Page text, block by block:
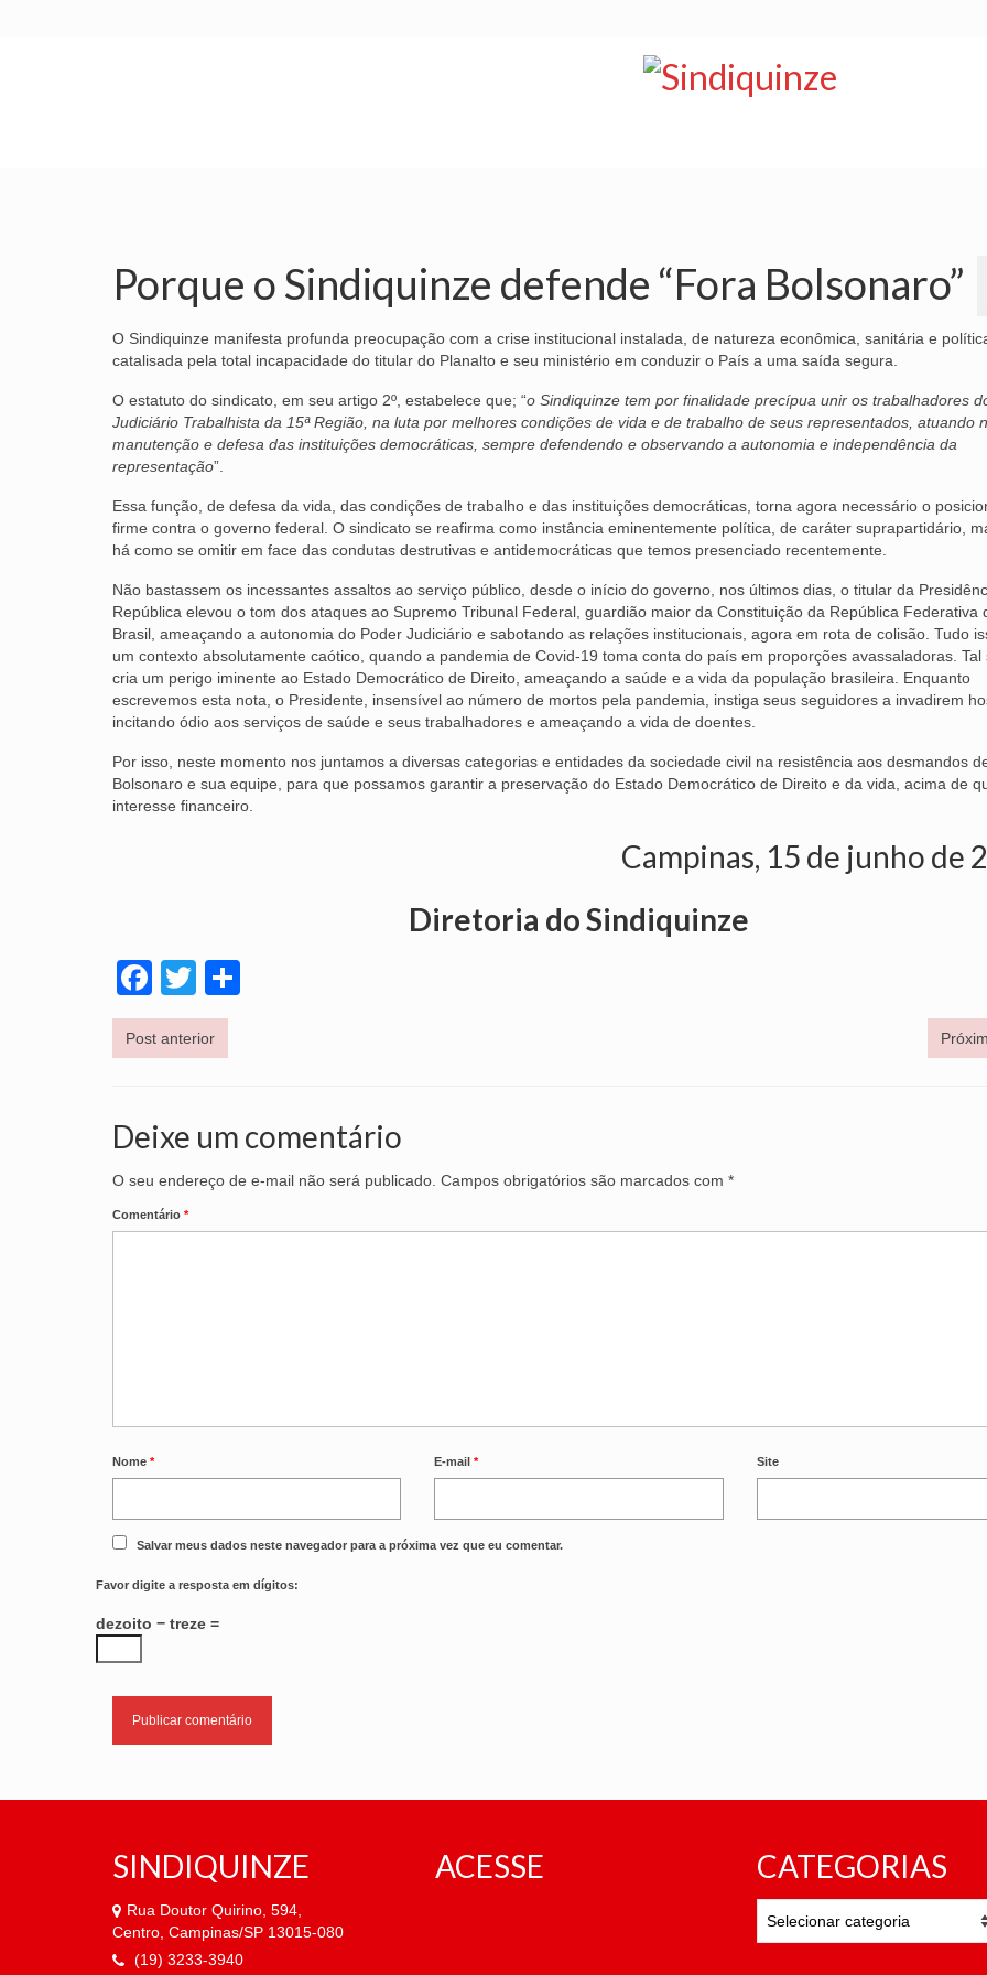
Porque o Sindiquinze defende “Fora Bolsonaro”
O Sindiquinze manifesta profunda preocupação com a crise institucional instalada, de natureza econômica, sanitária e
catalisada pela total incapacidade do titular do Planalto e seu ministério em conduzir o País a uma saída segura.
O estatuto do sindicato, em seu artigo 2º, estabelece que; “o Sindiquinze tem por finalidade precípua unir os trabalhadores
Judiciário Trabalhista da 15ª Região, na luta por melhores condições de vida e de trabalho de seus representados, atuando
manutenção e defesa das instituições democráticas, sempre defendendo e observando a autonomia e independência da
representação”.
Essa função, de defesa da vida, das condições de trabalho e das instituições democráticas, torna agora necessário o
firme contra o governo federal. O sindicato se reafirma como instância eminentemente política, de caráter suprapartidário,
há como se omitir em face das condutas destrutivas e antidemocráticas que temos presenciado recentemente.
Não bastassem os incessantes assaltos ao serviço público, desde o início do governo, nos últimos dias, o titular da
República elevou o tom dos ataques ao Supremo Tribunal Federal, guardião maior da Constituição da República Federativa
Brasil, ameaçando a autonomia do Poder Judiciário e sabotando as relações institucionais, agora em rota de colisão. Tudo
um contexto absolutamente caótico, quando a pandemia de Covid-19 toma conta do país em proporções avassaladoras. Tal
cria um perigo iminente ao Estado Democrático de Direito, ameaçando a saúde e a vida da população brasileira. Enquanto
escrevemos esta nota, o Presidente, insensível ao número de mortos pela pandemia, instiga seus seguidores a invadirem
incitando ódio aos serviços de saúde e seus trabalhadores e ameaçando a vida de doentes.
Por isso, neste momento nos juntamos a diversas categorias e entidades da sociedade civil na resistência aos desmandos
Bolsonaro e sua equipe, para que possamos garantir a preservação do Estado Democrático de Direito e da vida, acima de
interesse financeiro.
Campinas, 15 de junho de
Diretoria do Sindiquinze
Facebook
Twitter
Post anterior
Deixe um comentário
O seu endereço de e-mail não será publicado. Campos obrigatórios são marcados com *
Comentário *
Nome * E-mail* Site
Salvar meus dados neste navegador para a próxima vez que eu comentar.
Favor digite a resposta em dígitos:
dezoito − treze =
SINDIQUINZE
Rua Doutor Quirino, 594,
Centro, Campinas/SP 13015-080
(19) 3233-3940
ACESSE CATEGORIAS